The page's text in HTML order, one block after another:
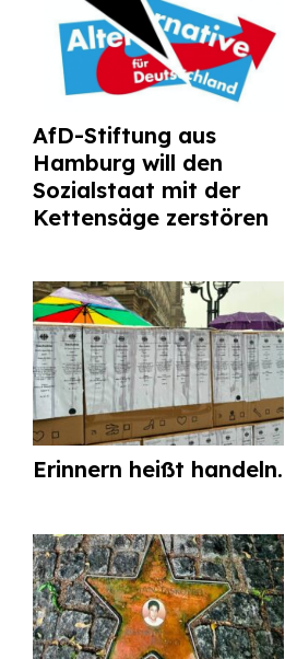
AfD-Stiftung aus
Hamburg will den
Sozialstaat mit der
Kettensäge zerstören
Erinnern heißt handeln.